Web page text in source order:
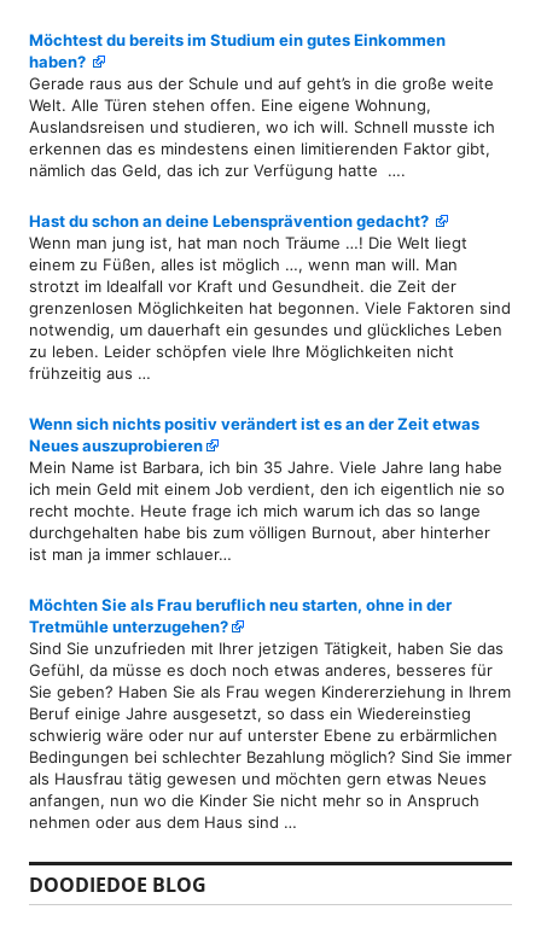
Möchtest du bereits im Studium ein gutes Einkommen
haben?
Gerade raus aus der Schule und auf geht’s in die große weite
Welt. Alle Türen stehen offen. Eine eigene Wohnung,
Auslandsreisen und studieren, wo ich will. Schnell musste ich
erkennen das es mindestens einen limitierenden Faktor gibt,
nämlich das Geld, das ich zur Verfügung hatte ….
Hast du schon an deine Lebensprävention gedacht?
Wenn man jung ist, hat man noch Träume …! Die Welt liegt
einem zu Füßen, alles ist möglich …, wenn man will. Man
strotzt im Idealfall vor Kraft und Gesundheit. die Zeit der
grenzenlosen Möglichkeiten hat begonnen. Viele Faktoren sind
notwendig, um dauerhaft ein gesundes und glückliches Leben
zu leben. Leider schöpfen viele Ihre Möglichkeiten nicht
frühzeitig aus …
Wenn sich nichts positiv verändert ist es an der Zeit etwas
Neues auszuprobieren
Mein Name ist Barbara, ich bin 35 Jahre. Viele Jahre lang habe
ich mein Geld mit einem Job verdient, den ich eigentlich nie so
recht mochte. Heute frage ich mich warum ich das so lange
durchgehalten habe bis zum völligen Burnout, aber hinterher
ist man ja immer schlauer…
Möchten Sie als Frau beruflich neu starten, ohne in der
Tretmühle unterzugehen?
Sind Sie unzufrieden mit Ihrer jetzigen Tätigkeit, haben Sie das
Gefühl, da müsse es doch noch etwas anderes, besseres für
Sie geben? Haben Sie als Frau wegen Kindererziehung in Ihrem
Beruf einige Jahre ausgesetzt, so dass ein Wiedereinstieg
schwierig wäre oder nur auf unterster Ebene zu erbärmlichen
Bedingungen bei schlechter Bezahlung möglich? Sind Sie immer
als Hausfrau tätig gewesen und möchten gern etwas Neues
anfangen, nun wo die Kinder Sie nicht mehr so in Anspruch
nehmen oder aus dem Haus sind …
DOODIEDOE BLOG